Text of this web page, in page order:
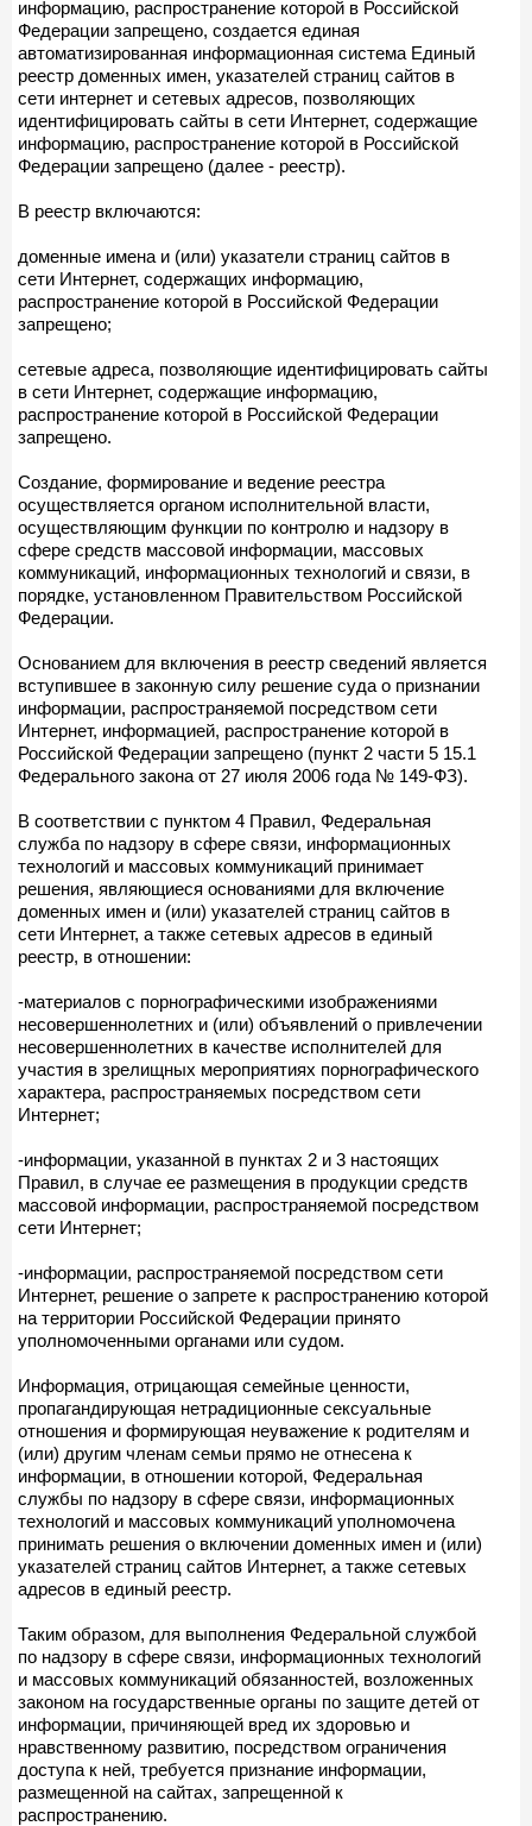
информацию, распространение которой в Российской
Федерации запрещено, создается единая
автоматизированная информационная система Единый
реестр доменных имен, указателей страниц сайтов в
сети интернет и сетевых адресов, позволяющих
идентифицировать сайты в сети Интернет, содержащие
информацию, распространение которой в Российской
Федерации запрещено (далее - реестр).
В реестр включаются:
доменные имена и (или) указатели страниц сайтов в
сети Интернет, содержащих информацию,
распространение которой в Российской Федерации
запрещено;
сетевые адреса, позволяющие идентифицировать сайты
в сети Интернет, содержащие информацию,
распространение которой в Российской Федерации
запрещено.
Создание, формирование и ведение реестра
осуществляется органом исполнительной власти,
осуществляющим функции по контролю и надзору в
сфере средств массовой информации, массовых
коммуникаций, информационных технологий и связи, в
порядке, установленном Правительством Российской
Федерации.
Основанием для включения в реестр сведений является
вступившее в законную силу решение суда о признании
информации, распространяемой посредством сети
Интернет, информацией, распространение которой в
Российской Федерации запрещено (пункт 2 части 5 15.1
Федерального закона от 27 июля 2006 года № 149-ФЗ).
В соответствии с пунктом 4 Правил, Федеральная
служба по надзору в сфере связи, информационных
технологий и массовых коммуникаций принимает
решения, являющиеся основаниями для включение
доменных имен и (или) указателей страниц сайтов в
сети Интернет, а также сетевых адресов в единый
реестр, в отношении:
-материалов с порнографическими изображениями
несовершеннолетних и (или) объявлений о привлечении
несовершеннолетних в качестве исполнителей для
участия в зрелищных мероприятиях порнографического
характера, распространяемых посредством сети
Интернет;
-информации, указанной в пунктах 2 и 3 настоящих
Правил, в случае ее размещения в продукции средств
массовой информации, распространяемой посредством
сети Интернет;
-информации, распространяемой посредством сети
Интернет, решение о запрете к распространению которой
на территории Российской Федерации принято
уполномоченными органами или судом.
Информация, отрицающая семейные ценности,
пропагандирующая нетрадиционные сексуальные
отношения и формирующая неуважение к родителям и
(или) другим членам семьи прямо не отнесена к
информации, в отношении которой, Федеральная
службы по надзору в сфере связи, информационных
технологий и массовых коммуникаций уполномочена
принимать решения о включении доменных имен и (или)
указателей страниц сайтов Интернет, а также сетевых
адресов в единый реестр.
Таким образом, для выполнения Федеральной службой
по надзору в сфере связи, информационных технологий
и массовых коммуникаций обязанностей, возложенных
законом на государственные органы по защите детей от
информации, причиняющей вред их здоровью и
нравственному развитию, посредством ограничения
доступа к ней, требуется признание информации,
размещенной на сайтах, запрещенной к
распространению.